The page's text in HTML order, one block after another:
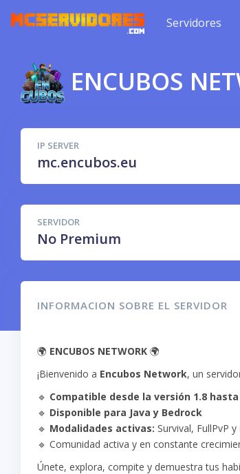
Servidores
ENCUBOS
IP SERVER
mc.encubos.eu
SERVIDOR
No Premium
INFORMACION SOBRE EL SERVIDOR
🌍 ENCUBOS NETWORK 🌍
¡Bienvenido a Encubos Network, un
🔹 Compatible desde la versión 1.8 hasta
🔹 Disponible para Java y Bedrock
🔹 Modalidades activas: Survival, FullPvP y
🔹 Comunidad activa y en constante
Únete, explora, compite y demuestra tus